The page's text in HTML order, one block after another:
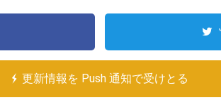
更新情報を Push 通知で受けとる